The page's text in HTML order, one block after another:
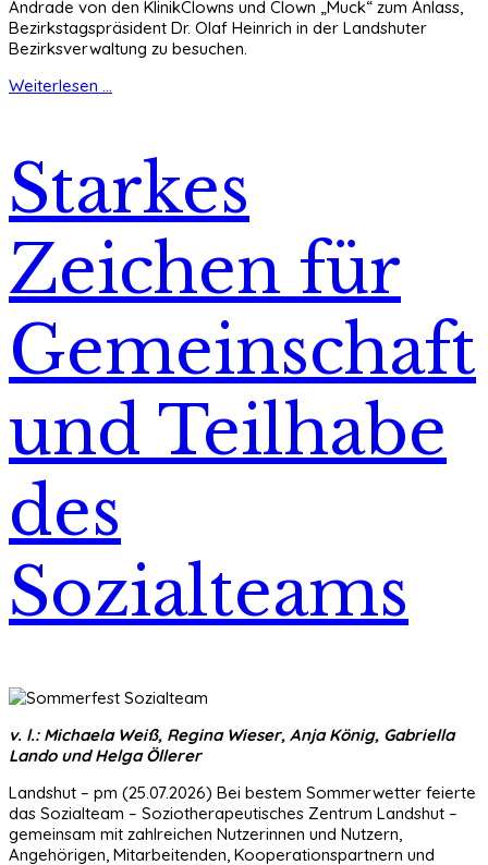
Andrade von den KlinikClowns und Clown „Muck“ zum Anlass,
Bezirkstagspräsident Dr. Olaf Heinrich in der Landshuter
Bezirksverwaltung zu besuchen.
Weiterlesen ...
Starkes
Zeichen für
Gemeinschaft
und Teilhabe
des
Sozialteams
v. l.: Michaela Weiß, Regina Wieser, Anja König, Gabriella
Lando und Helga Öllerer
Landshut – pm (25.07.2026) Bei bestem Sommerwetter feierte
das Sozialteam – Soziotherapeutisches Zentrum Landshut –
gemeinsam mit zahlreichen Nutzerinnen und Nutzern,
Angehörigen, Mitarbeitenden, Kooperationspartnern und